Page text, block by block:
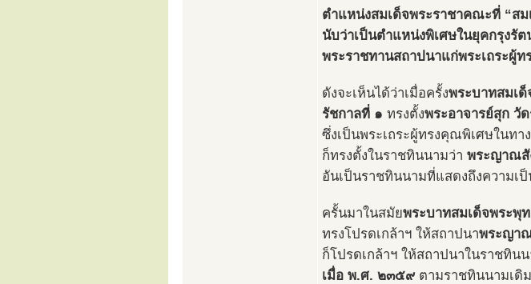
ตำแหน่งสมเด็จพระราชาคณะที่ “ส
นับว่าเป็นตำแหน่งพิเศษในยุคกรุงรั
พระราชทานสถาปนาแก่พระเถระผู้
ดังจะเห็นได้ว่าเมื่อครั้งพระบาทสมเ
รัชกาลที่ ๑ ทรงตั้งพระอาจารย์สุก วั
ซึ่งเป็นพระเถระผู้ทรงคุณพิเศษในท
ก็ทรงตั้งในราชทินนามว่า พระญาณสั
อันเป็นราชทินนามที่แสดงถึงความเ
ครั้นมาในสมัยพระบาทสมเด็จพระพุ
ทรงโปรดเกล้าฯ ให้สถาปนาพระญาณ
ก็โปรดเกล้าฯ ให้สถาปนาในราชทิน
เมื่อ พ.ศ. ๒๓๕๙ ตามราชทินนามเดิ